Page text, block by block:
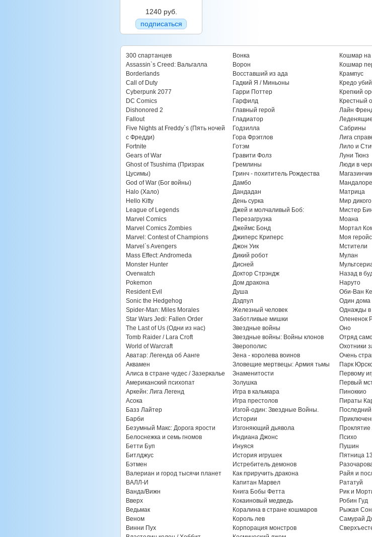
1240 руб.
подписаться
300 спартанцев
Assassin`s Creed: Вальгалла
Borderlands
Call of Duty
Cyberpunk 2077
DC Comics
Dishonored 2
Fallout
Five Nights at Freddy`s (Пять ночей
с Фредди)
Fortnite
Gears of War
Ghost of Tsushima (Призрак
Цусимы)
God of War (Бог войны)
Halo (Хало)
Hello Kitty
League of Legends
Marvel Comics
Marvel Comics Zombies
Marvel: Contest of Champions
Marvel`s Avengers
Mass Effect: Andromeda
Monster Hunter
Overwatch
Pokemon
Resident Evil
Sonic the Hedgehog
Spider-Man: Miles Morales
Star Wars Jedi: Fallen Order
The Last of Us (Одни из нас)
Tomb Raider / Lara Croft
World of Warcraft
Аватар: Легенда об Аанге
Аквамен
Алиса в стране чудес / Зазеркалье
Американский психопат
Аркейн: Лига Легенд
Асока
Базз Лайтер
Барби
Безумный Макс: Дорога ярости
Белоснежка и семь гномов
Бетти Буп
Битлджус
Бэтмен
Валериан и город тысячи планет
ВАЛЛ-И
Ванда/Вижн
Вверх
Ведьмак
Веном
Винни Пух
Вонка
Ворон
Восставший из ада
Гадкий Я / Миньоны
Гарри Поттер
Гарфилд
Главный герой
Гладиатор
Годзилла
Гора Фрэгглов
Готэм
Гравити Фолз
Гремлины
Гринч - похититель Рождества
Дамбо
Дандадан
День сурка
Джей и молчаливый Боб:
Перезагрузка
Джеймс Бонд
Джиперс Криперс
Джон Уик
Дикий робот
Дисней
Доктор Стрэндж
Дом дракона
Душа
Дэдпул
Железный человек
Заботливые мишки
Звездные войны
Звездные войны: Войны клонов
Зверополис
Зена - королева воинов
Зловещие мертвецы: Армия тьмы
Знаменитости
Золушка
Игра в кальмара
Игра престолов
Изгой-один: Звездные Войны.
Истории
Изгоняющий дьявола
Индиана Джонс
Инуяся
История игрушек
Истребитель демонов
Как приручить дракона
Капитан Марвел
Книга Бобы Фетта
Кокаиновый медведь
Коралина в стране кошмаров
Король лев
Корпорация монстров
Кошмар на
Кошмар
Крампус
Кредо
Крепкий
Крестный
Лайн
Сабрины
Лига
Лило и
Луни Тюнз
Люди в
Матрица
Мир
Мистер
Моана
Мортал
Моя
Мстители
Мулан
Назад в
Наруто
Оби-Ван
Один дома
Однажды в
Олененок
Оно
Отряд
Охотники
Очень
Парк
Первому
Первый
Пиноккио
Пираты
Психо
Пушин
Пятница 13
Райя и
Рататуй
Рик и
Робин Гуд
Рыжая
Самурай